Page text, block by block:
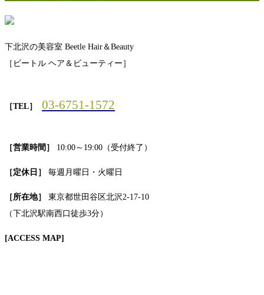
下北沢の美容室 Beetle Hair＆Beauty
［ビートル ヘア＆ビューティー］
［TEL］ 03-6751-1572
［営業時間］ 10:00～19:00（受付終了）
［定休日］ 毎週月曜日・火曜日
［所在地］
東京都世田谷区北沢2-17-10
（下北沢駅南西口徒歩3分）
[ACCESS MAP]